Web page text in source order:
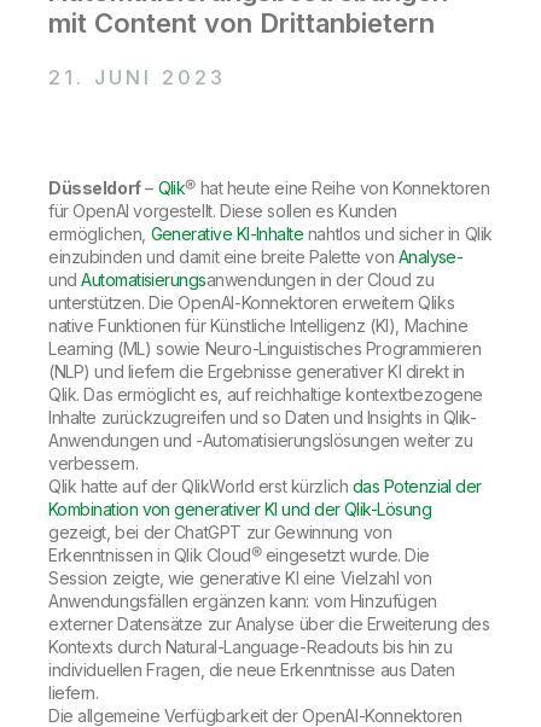
Onboarding
Produktdokumentation
Presse
Weltweite Niederlassungen
Qlik
Talend
mit Content von Drittanbietern
21. JUNI 2023
Düsseldorf– Qlik® hat heute eine Reihe von Konnektoren
für OpenAI vorgestellt. Diese sollen es Kunden
ermöglichen, Generative KI-Inhalte nahtlos und sicher in Qlik
einzubinden und damit eine breite Palette von Analyse-
undAutomatisierungsanwendungen in der Cloud zu
unterstützen. Die OpenAI-Konnektoren erweitern Qliks
native Funktionen für Künstliche Intelligenz (KI), Machine
Learning (ML) sowie Neuro-Linguistisches Programmieren
(NLP) und liefern die Ergebnisse generativer KI direkt in
Qlik. Das ermöglicht es, auf reichhaltige kontextbezogene
Inhalte zurückzugreifen und so Daten und Insights in Qlik-
Anwendungen und -Automatisierungslösungen weiter zu
verbessern.
Qlik hatte auf der QlikWorld erst kürzlich das Potenzial der
Kombination von generativer KI und der Qlik-Lösung
gezeigt, bei der ChatGPT zur Gewinnung von
Erkenntnissen in Qlik Cloud® eingesetzt wurde. Die
Session zeigte, wie generative KI eine Vielzahl von
Anwendungsfällen ergänzen kann: vom Hinzufügen
externer Datensätze zur Analyse über die Erweiterung des
Kontexts durch Natural-Language-Readouts bis hin zu
individuellen Fragen, die neue Erkenntnisse aus Daten
liefern.
Die allgemeine Verfügbarkeit der OpenAI-Konnektoren